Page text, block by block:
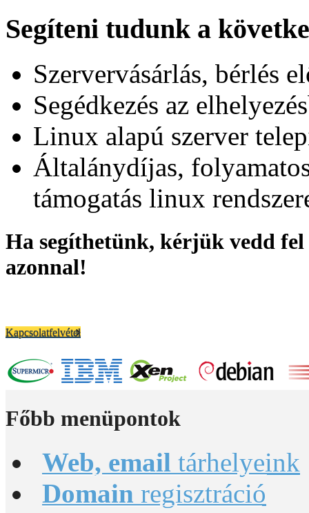
Segíteni tudunk a
Szervervásárlás, bérlés
Segédkezés az
Linux alapú szerver
Általánydíjas,
támogatás linux
Ha segíthetünk, kérjük vedd
azonnal!
Kapcsolatfelvétel
Főbb menüpontok
Web, email tárhelyeink
Domain regisztráció